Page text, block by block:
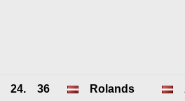
24. 36
Rolands